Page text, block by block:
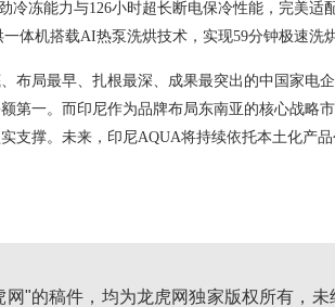
冷冻能力与126小时超长断电保冷性能，完美
体机搭载AI热泵洗烘技术，实现59分钟极速洗
布局最早、扎根最深、成果最突出的中国家电
第一。而印尼作为品牌布局东南亚的核心战略
支撑。未来，印尼AQUA将持续依托本土化产
网"的稿件，均为龙虎网独家版权所有，